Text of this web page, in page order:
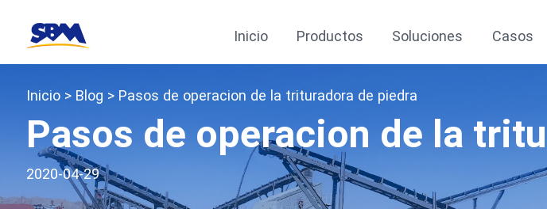
Inicio Productos Soluciones Casos
Inicio > Blog > Pasos de operacion de la trituradora de piedra
Pasos de operacion de la
2020-04-29